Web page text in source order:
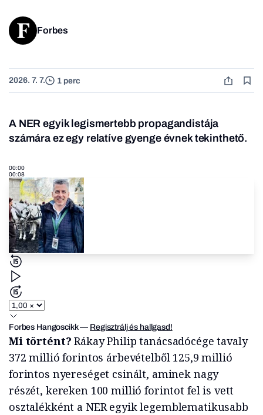
Forbes
2026. 7. 7. 1 perc
A NER egyik legismertebb propagandistája
számára ez egy relatíve gyenge évnek tekinthető.
00:00
00:08
Forbes Hangoscikk— Regisztrálj és hallgasd!
Mi történt?Rákay Philip tanácsadócége tavaly
372 millió forintos árbevételből 125,9 millió
forintos nyereséget csinált, aminek nagy
részét, kereken 100 millió forintot fel is vett
osztalékként a NER egyik legemblematikusabb